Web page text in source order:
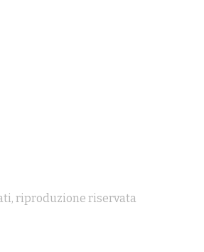
riproduzione riservata